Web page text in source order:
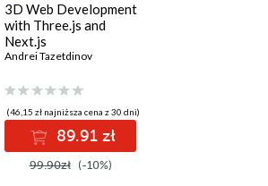
3D Web Development
with Three.js and
Next.js
Andrei Tazetdinov
(46,15 zł najniższa cena z 30 dni)
89.91 zł
99.90zł (-10%)